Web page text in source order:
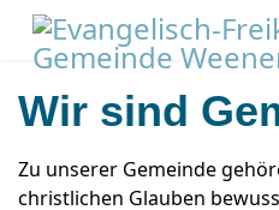
Wir sind
Zu unserer Gemeinde
christlichen Glauben